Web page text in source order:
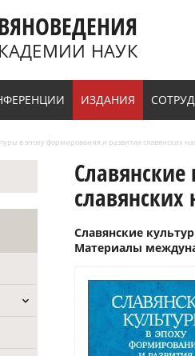
НАУК
ИЗДАНИЯ
в эпоху формирования и развития славянских
Славянские
Материалы